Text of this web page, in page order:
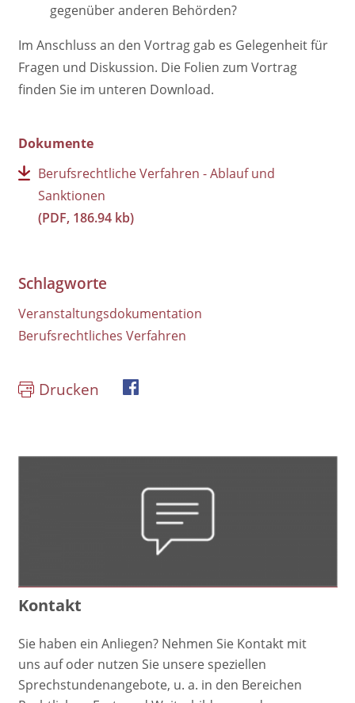
gegenüber anderen Behörden?
Im Anschluss an den Vortrag gab es Gelegenheit für
Fragen und Diskussion. Die Folien zum Vortrag
finden Sie im unteren Download.
Dokumente
Berufsrechtliche Verfahren - Ablauf und
Sanktionen
(PDF, 186.94 kb)
Schlagworte
Veranstaltungsdokumentation
Berufsrechtliches Verfahren
Drucken
Kontakt
Sie haben ein Anliegen? Nehmen Sie Kontakt mit
uns auf oder nutzen Sie unsere speziellen
Sprechstundenangebote, u. a. in den Bereichen